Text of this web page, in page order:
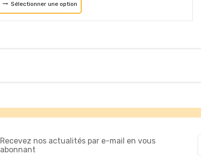
Sélectionner une option
Recevez nos actualités par e-mail en vous
abonnant